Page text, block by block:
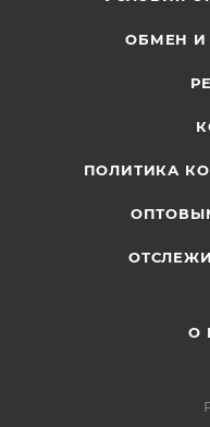
ОБМЕН И
ПОЛИТИКА
О